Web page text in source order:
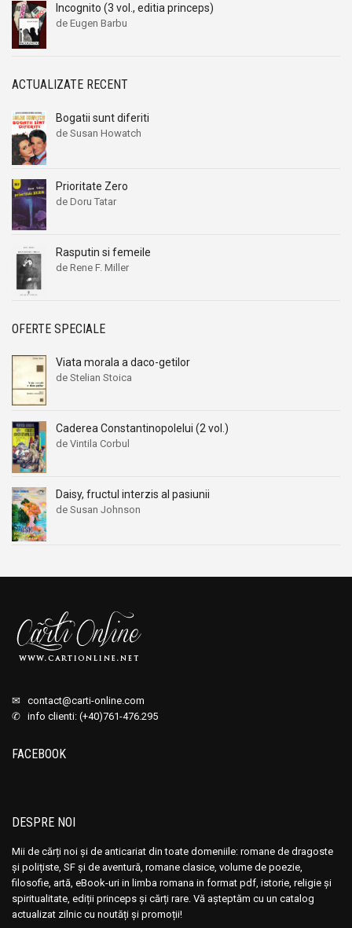
Incognito (3 vol., editia princeps)
de Eugen Barbu
ACTUALIZATE RECENT
Bogatii sunt diferiti
de Susan Howatch
Prioritate Zero
de Doru Tatar
Rasputin si femeile
de Rene F. Miller
OFERTE SPECIALE
Viata morala a daco-getilor
de Stelian Stoica
Caderea Constantinopolelui (2 vol.)
de Vintila Corbul
Daisy, fructul interzis al pasiunii
de Susan Johnson
✉ contact@carti-online.com
✆ info clienti: (+40)761-476.295
FACEBOOK
DESPRE NOI
Mii de cărți noi și de anticariat din toate domeniile: romane de dragoste
și polițiste, SF și de aventură, romane clasice, volume de poezie,
filosofie, artă, eBook-uri in limba romana in format pdf, istorie, religie și
spiritualitate, ediții princeps și cărți rare. Vă așteptăm cu un catalog
actualizat zilnic cu noutăți și promoții!